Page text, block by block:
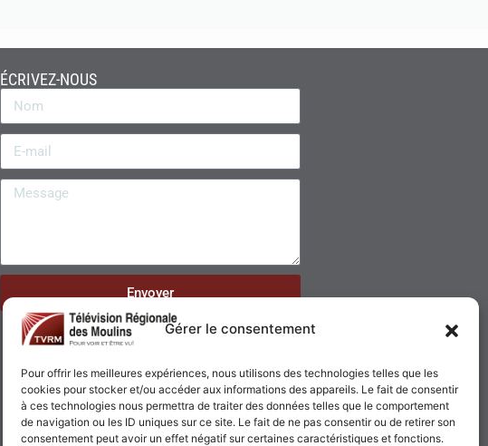
Gérer le consentement
Pour offrir les meilleures expériences, nous utilisons des technologies telles que les
cookies pour stocker et/ou accéder aux informations des appareils. Le fait de consentir
à ces technologies nous permettra de traiter des données telles que le comportement
de navigation ou les ID uniques sur ce site. Le fait de ne pas consentir ou de retirer son
consentement peut avoir un effet négatif sur certaines caractéristiques et fonctions.
ÉCRIVEZ-NOUS
Envoyer